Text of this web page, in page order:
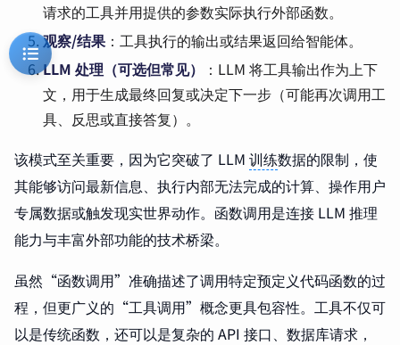
请求的工具并用提供的参数实际执行外部函数。
观察/结果 ：工具执行的输出或结果返回给智能体。
LLM 处理（可选但常见）
：LLM 将工具输出作为上下
文，用于生成最终回复或决定下一步（可能再次调用工
具、反思或直接答复）。
该模式至关重要，因为它突破了 LLM 训练数据的限制，使
其能够访问最新信息、执行内部无法完成的计算、操作用户
专属数据或触发现实世界动作。函数调用是连接 LLM 推理
能力与丰富外部功能的技术桥梁。
虽然“函数调用”准确描述了调用特定预定义代码函数的过
程，但更广义的“工具调用”概念更具包容性。工具不仅可
以是传统函数，还可以是复杂的 API 接口、数据库请求，